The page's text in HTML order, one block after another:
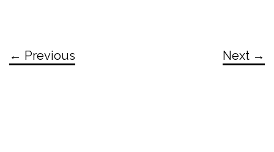
← Previous Next →